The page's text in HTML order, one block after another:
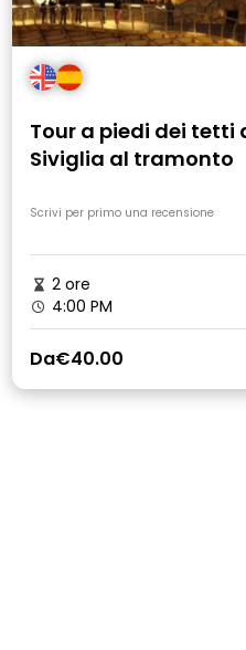
Tour a piedi dei tetti
Siviglia al tramonto
Scrivi per primo una recensione
2 ore
4:00 PM
Da€40.00